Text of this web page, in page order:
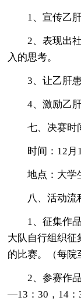
1、宣传乙
2、表现出
入的思考。
3、让乙肝
4、激励乙
七、决赛时
时间：12月
地点：大学
八、活动流
1、征集作
大队自行组织征
的比赛。（每院
2、参赛作
—13：30，14：